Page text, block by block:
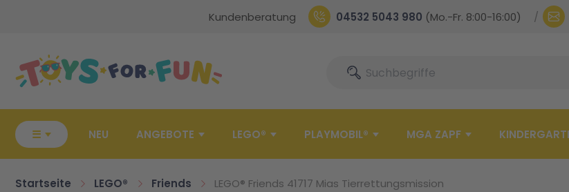
Kundenberatung 04532 5043 980 (Mo.-Fr. 8:00-16:00)
SucheSuche
☰ NEU ANGEBOTE LEGO® PLAYMOBIL® MGA ZAPF
Startseite LEGO® Friends LEGO® Friends 41717 Mias Tierrettungsmission